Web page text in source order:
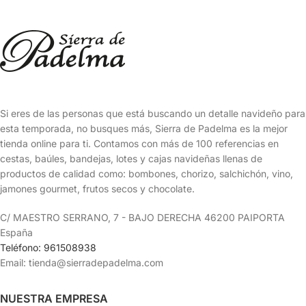
Si eres de las personas que está buscando un detalle navideño para
esta temporada, no busques más, Sierra de Padelma es la mejor
tienda online para ti. Contamos con más de 100 referencias en
cestas, baúles, bandejas, lotes y cajas navideñas llenas de
productos de calidad como: bombones, chorizo, salchichón, vino,
jamones gourmet, frutos secos y chocolate.
C/ MAESTRO SERRANO, 7 - BAJO DERECHA 46200 PAIPORTA
España
Teléfono: 961508938
Email: tienda@sierradepadelma.com
NUESTRA EMPRESA